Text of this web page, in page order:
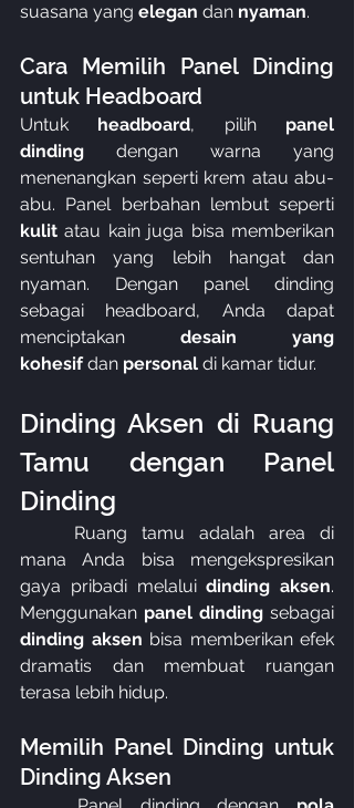
suasana yang elegan dan nyaman.
Cara Memilih Panel Dinding
untuk Headboard
Untuk headboard, pilih panel
dinding dengan warna yang
menenangkan seperti krem atau abu-
kulit atau kain juga bisa memberikan
sentuhan yang lebih hangat dan
nyaman. Dengan panel dinding
sebagai headboard, Anda dapat
menciptakan desain yang
kohesif dan personal di kamar tidur.
Dinding Aksen di Ruang
Tamu dengan Panel
Dinding
mana Anda bisa mengekspresikan
gaya pribadi melalui dinding aksen.
Menggunakan panel dinding
dinding aksen bisa memberikan efek
dramatis dan membuat ruangan
terasa lebih hidup.
Memilih Panel Dinding untuk
Dinding Aksen